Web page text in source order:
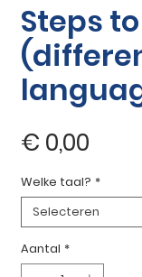
Steps
€ 0,00
Welke taal? *
Selecteren
Aantal *